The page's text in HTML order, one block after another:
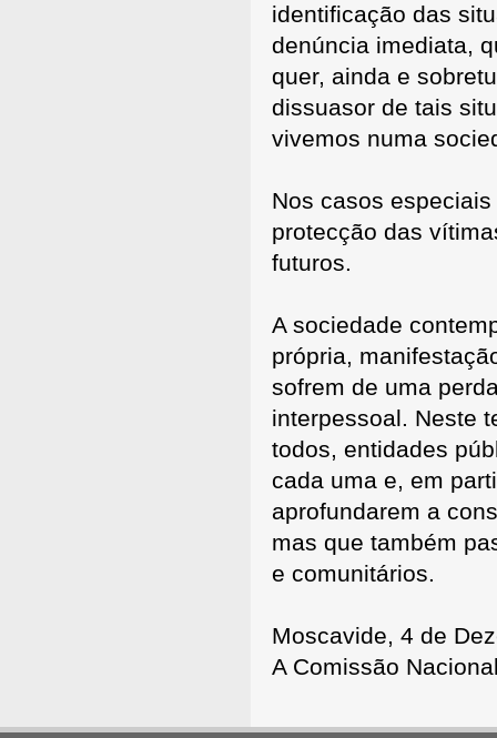
identificação das
denúncia imediata,
quer, ainda e
dissuasor de tais
vivemos numa
Nos casos
protecção das
futuros.
A sociedade
própria,
sofrem de uma
interpessoal. Neste
todos, entidades
cada uma e, em
aprofundarem a
mas que também
e comunitários.
Moscavide, 4 de
A Comissão